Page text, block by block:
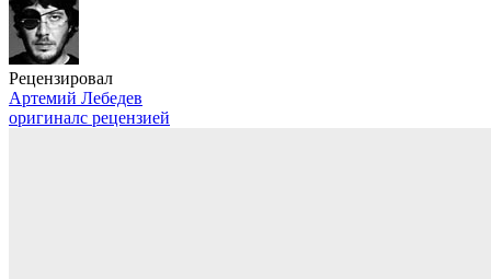
Рецензировал
Артемий Лебедев
оригиналс рецензией